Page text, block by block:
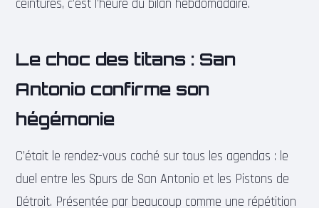
ceintures, c’est l’heure du bilan hebdomadaire.
Le choc des titans : San
Antonio confirme son
hégémonie
C’était le rendez-vous coché sur tous les agendas : le
duel entre les Spurs de San Antonio et les Pistons de
Détroit. Présentée par beaucoup comme une répétition